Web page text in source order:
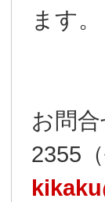
ます。
お問
2355